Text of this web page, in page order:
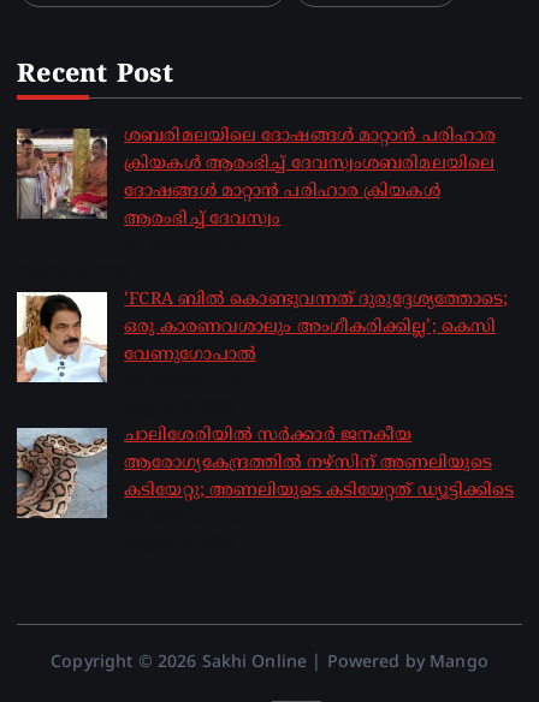
Recent Post
ശബരിമലയിലെ ദോഷങ്ങൾ മാറ്റാൻ പരിഹാര
ക്രിയകൾ ആരംഭിച്ച് ദേവസ്വംശബരിമലയിലെ
ദോഷങ്ങൾ മാറ്റാൻ പരിഹാര ക്രിയകൾ
ആരംഭിച്ച് ദേവസ്വം
‘FCRA ബിൽ കൊണ്ടുവന്നത് ദുരുദ്ദേശ്യത്തോടെ;
ഒരു കാരണവശാലും അം​ഗീകരിക്കില്ല’; കെസി
വേണു​ഗോപാൽ
ചാലിശേരിയില്‍ സര്‍ക്കാര്‍ ജനകീയ
ആരോഗ്യകേന്ദ്രത്തില്‍ നഴ്സിന് അണലിയുടെ
കടിയേറ്റു; അണലിയുടെ കടിയേറ്റത് ഡ്യൂട്ടിക്കിടെ
Copyright © 2026 Sakhi Online | Powered by Mango